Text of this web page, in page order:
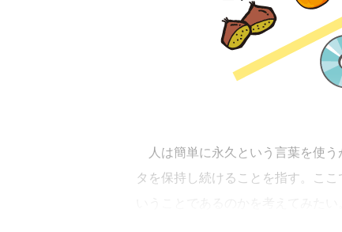
人は簡単に永久という言葉を使
タを保持し続けることを指す。こ